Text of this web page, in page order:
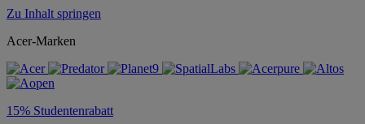
Zu Inhalt springen
Acer-Marken
15% Studentenrabatt